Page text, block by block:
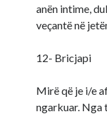
anën intime,
veçantë në
12- Bricjapi
Mirë që je i/e
ngarkuar. Nga